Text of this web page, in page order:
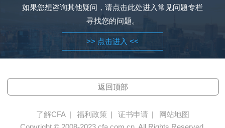
如果您想咨询其他疑问，请点击此处进入常见问题专栏
寻找您的问题。
>> 点击进入 <<
返回顶部
了解CFA | 福利政策 | 证书申请 |
网站地图